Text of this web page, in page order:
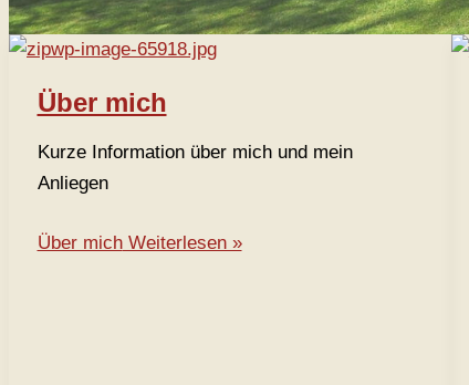
Über mich
Kurze Information über mich und mein
Anliegen
Über michWeiterlesen »